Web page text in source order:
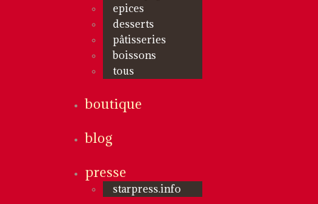
epices
desserts
pâtisseries
boissons
tous
boutique
blog
presse
starpress.info